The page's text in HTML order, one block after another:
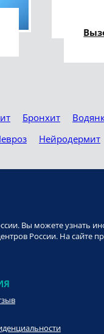
Бронхит
Нейродермит
Вы можете узнать
России. На сайте